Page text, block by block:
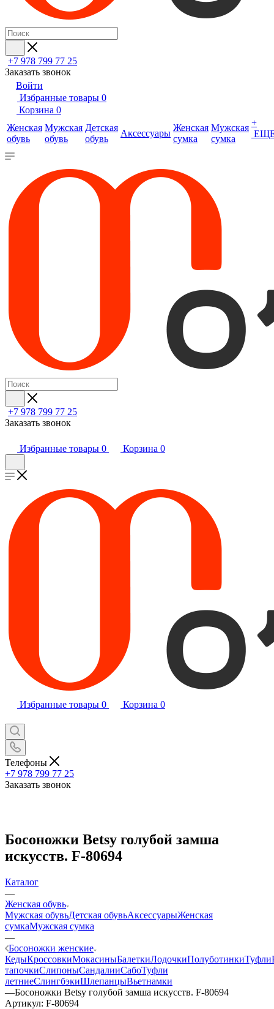
+7 978 799 77 25
Заказать звонок
Войти
Избранные товары 0
Корзина 0
Женская
обувь
Мужская
обувь
Детская
обувь
Аксессуары
Женская
сумка
Мужская
сумка
+
+7 978 799 77 25
Заказать звонок
Избранные товары 0 Корзина 0
Избранные товары 0 Корзина 0
Телефоны
+7 978 799 77 25
Заказать звонок
Босоножки Betsy голубой замша
искусств. F-80694
Каталог
—
Женская обувь
Мужская обувьДетская обувьАксессуарыЖенская
сумкаМужская сумка
—
Босоножки женские
КедыКроссовкиМокасиныБалеткиЛодочкиПолуботинкиТуфли
тапочкиСлипоныСандалииСабоТуфли
летниеСлингбэкиШлепанцыВьетнамки
—Босоножки Betsy голубой замша искусств. F-80694
Артикул: F-80694